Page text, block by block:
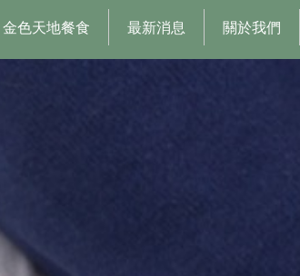
金色天地餐食 最新消息 關於我們